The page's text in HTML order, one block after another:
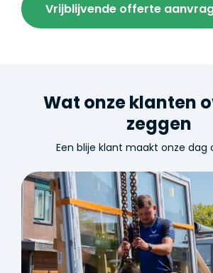
Vrijblijvende offerte
Wat onze klanten
zeggen
Een blije klant maakt onze dag